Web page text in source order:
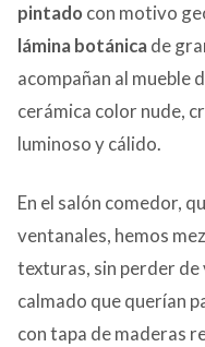
pintado con motivo
lámina botánicade
acompañan al mueble
cerámica color nude,
luminoso y cálido.
En el salón comedor,
ventanales, hemos
texturas, sin perder
calmado que querían
con tapa de maderas